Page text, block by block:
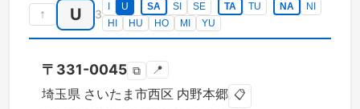
↑ U 3
U SA SI SE TA TU NA
NI
HI
HU HO MI YU
〒 331-0045 ⧉ 📍
埼玉県 さいたま市西区 内野本郷 📋